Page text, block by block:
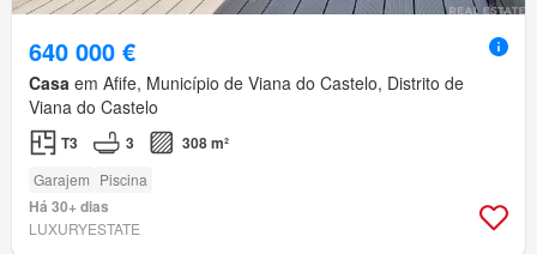
640 000 €
Casa em Afife, Município de Viana do Castelo, Distrito de
Viana do Castelo
T3 3 308 m²
Garajem Piscina
Há 30+ dias
LUXURYESTATE